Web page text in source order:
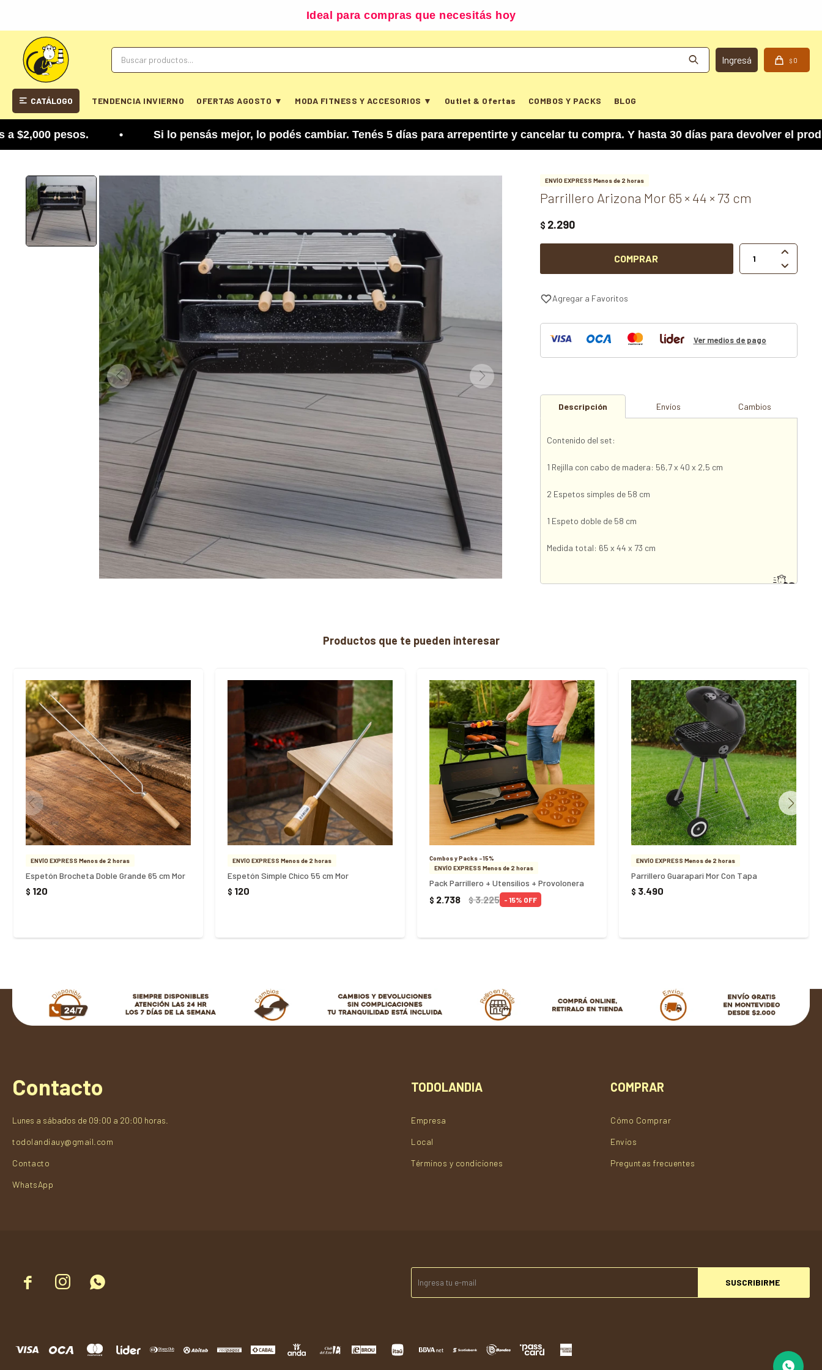
Ideal para compras que necesitás hoy
CATÁLOGO TENDENCIA INVIERNO OFERTAS AGOSTO ▼ MODA FITNESS Y ACCESORIOS ▼ Outlet & Ofertas COMBOS Y PACKS BLOG
$ 0
pesos. • Si lo pensás mejor, lo podés cambiar. Tenés 5 días para arrepentirte y cancelar tu compra. Y hasta 30 días para devolver el
ENVÍO EXPRESS Menos de 2 horas
Parrillero Arizona Mor 65 × 44 × 73 cm
$ 2.290
COMPRAR


Ver medios de pago
Descripción Envíos Cambios
Contenido del set:
1 Rejilla con cabo de madera: 56,7 x 40 x 2,5 cm
2 Espetos simples de 58 cm
1 Espeto doble de 58 cm
Medida total: 65 x 44 x 73 cm
Productos que te pueden interesar
ENVÍO EXPRESS Menos de 2 horas
Espetón Brocheta Doble Grande 65 cm Mor
$ 120
ENVÍO EXPRESS Menos de 2 horas
Espetón Simple Chico 55 cm Mor
$ 120
Combos y Packs -15%
ENVÍO EXPRESS Menos de 2 horas
Pack Parrillero + Utensilios + Provolonera
$ 2.738 $3.225 15
ENVÍO EXPRESS Menos de 2 horas
Parrillero Guarapari Mor Con Tapa
$ 3.490
   SUSCRIBIRME
Contacto
Lunes a sábados de 09:00 a 20:00 horas.
todolandiauy@gmail.com
Contacto
WhatsApp
TODOLANDIA
Empresa
Local
Términos y condiciones
COMPRAR
Cómo Comprar
Envios
Preguntas frecuentes